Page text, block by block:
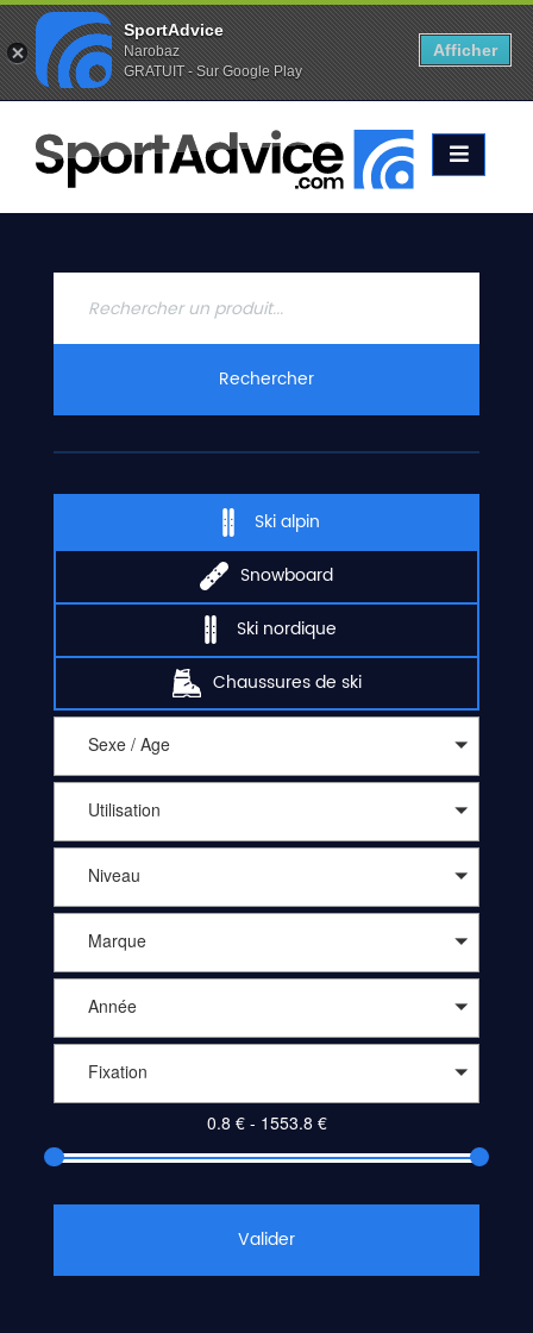
Favoris (0) Alertes (0)
ACCUEIL
SKIS
2020
CONTACT
Rechercher
Ski alpin
Snowboard
Ski nordique
Chaussures de ski
Sexe / Age
Utilisation
Niveau
Marque
Année
Fixation
Valider
SportAdvice
Narobaz
GRATUIT - Sur Google Play
Afficher